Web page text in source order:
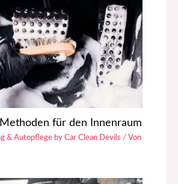
für den Innenraum
& Autopflege by Car Clean Devils / Von